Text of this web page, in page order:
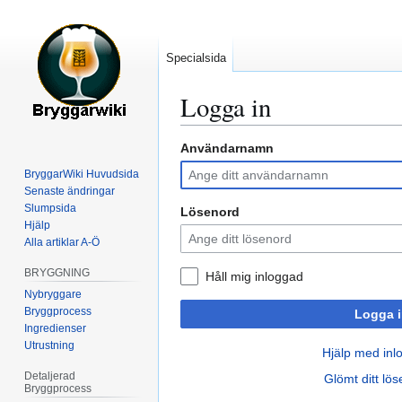
Logga in
Hoppa
navigering
Hoppa
sök
Användarnamn
Lösenord
Håll mig inloggad
Logga
Hjälp med
Glömt ditt
Specialsida
BryggarWiki Huvudsida
Senaste ändringar
Slumpsida
Hjälp
Alla artiklar A-Ö
BRYGGNING
Nybryggare
Bryggprocess
Ingredienser
Utrustning
Detaljerad
Bryggprocess